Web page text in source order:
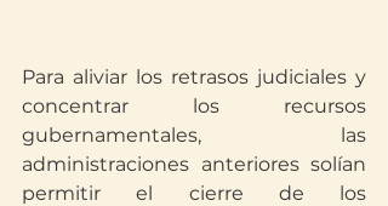
Para aliviar los retrasos judiciales y
concentrar los recursos
gubernamentales, las
administraciones anteriores solían
permitir el cierre de los